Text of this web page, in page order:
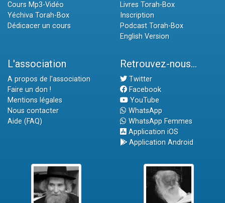
Cours Mp3-Vidéo
Yéchiva Torah-Box
Dédicacer un cours
Livres Torah-Box
Inscription
Podcast Torah-Box
English Version
L'association
A propos de l'association
Faire un don !
Mentions légales
Nous contacter
Aide (FAQ)
Retrouvez-nous...
Twitter
Facebook
YouTube
WhatsApp
WhatsApp Femmes
Application iOS
Application Android